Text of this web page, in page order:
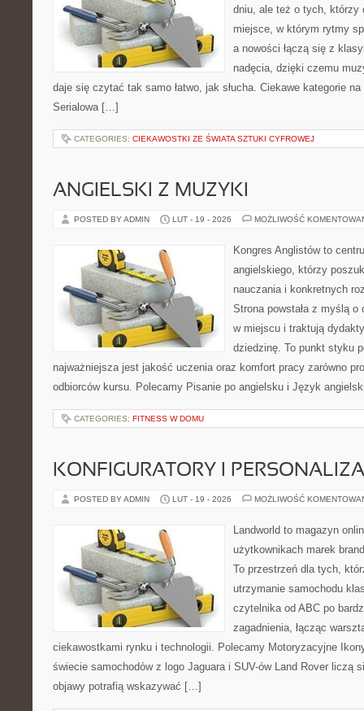
dniu, ale też o tych, którzy
miejsce, w którym rytmy
a nowości łączą się z
nadęcia, dzięki czemu
daje się czytać tak samo łatwo, jak słucha. Ciekawe kategorie
Serialowa […]
CATEGORIES: CIEKAWOSTKI ZE ŚWIATA SZTUKI CYFROWEJ
ANGIELSKI Z MUZYKI
POSTED BY ADMIN LUT - 19 - 2026 MOŻLIWOŚĆ
Kongres Anglistów to
angielskiego, którzy
nauczania i konkretnych
Strona powstała z myślą
w miejscu i traktują
dziedzinę. To punkt styku
najważniejsza jest jakość uczenia oraz komfort pracy zarówno
odbiorców kursu. Polecamy Pisanie po angielsku i Język
CATEGORIES: FITNESS W DOMU
KONFIGURATORY I
POSTED BY ADMIN LUT - 19 - 2026 MOŻLIWOŚĆ
Landworld to magazyn
użytkownikach marek
To przestrzeń dla tych,
utrzymanie samochodu
czytelnika od ABC po
zagadnienia, łącząc
ciekawostkami rynku i technologii. Polecamy Motoryzacyjne
świecie samochodów z logo Jaguara i SUV-ów Land Rover liczą
objawy potrafią wskazywać […]